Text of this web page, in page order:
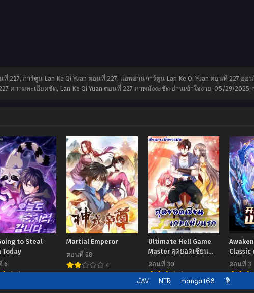
ที่ 227, การ์ตูน Lan Ke Qi Yuan ตอนที่ 227, แอพอ่านการ์ตูน Lan Ke Qi Yuan ตอนที่ 227
ความละเอียดชัด, Lan Ke Qi Yuan ตอนที่ 227 ภาพมังงะชัด อ่านเข้าใจง่าย, 05/29/2025,
to Steal
Today
6
Martial Emperor
ตอนที่ 68
4
Ultimate Hell Game
Master สุดยอดเซียน
เกมแห่งนรก
ตอนที่ 30
Classic
and
ตอนที่ 3
JAV NTR manga168 หี